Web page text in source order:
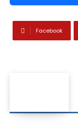
আন্তর্জাতিকFacebook